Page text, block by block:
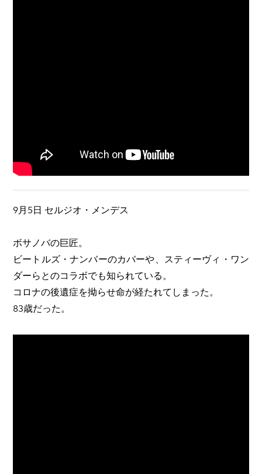
9月5日 セルジオ・メンデス
ボサノバの巨匠。
ビートルズ・ナンバーのカバーや、スティーヴィ・ワン
ダーらとのコラボでも知られている。
コロナの後遺症を拗らせ命が経たれてしまった。
83歳だった。